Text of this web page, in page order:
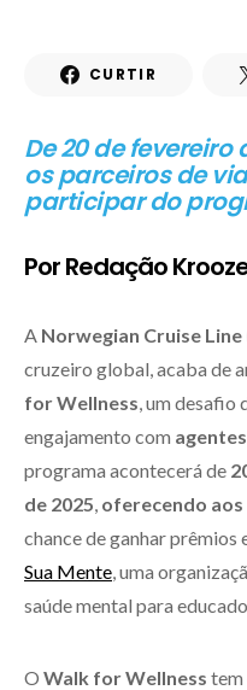
CURTIR
De 20 de fevereiro
os parceiros de
participar do
Por Redação
A Norwegian Cruise Line
cruzeiro global, acaba de
for Wellness , um
engajamento com
programa acontecerá de
de 2025 oferecendo
chance de ganhar prêmios
Sua Mente , uma
saúde mental para
O Walk for Wellness tem